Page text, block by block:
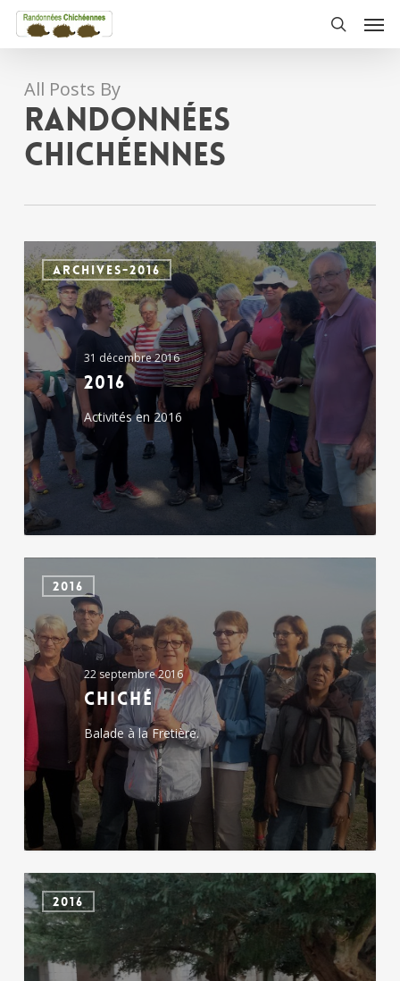
Skip
contentAll Posts By
Randonnées
chichéennes
2016
ARCHIVES-2016
31 décembre 2016
2016
Activités en 2016
2016
22 septembre 2016
Chiché
Balade à la Fretière.
Montreuil
Bellay2016